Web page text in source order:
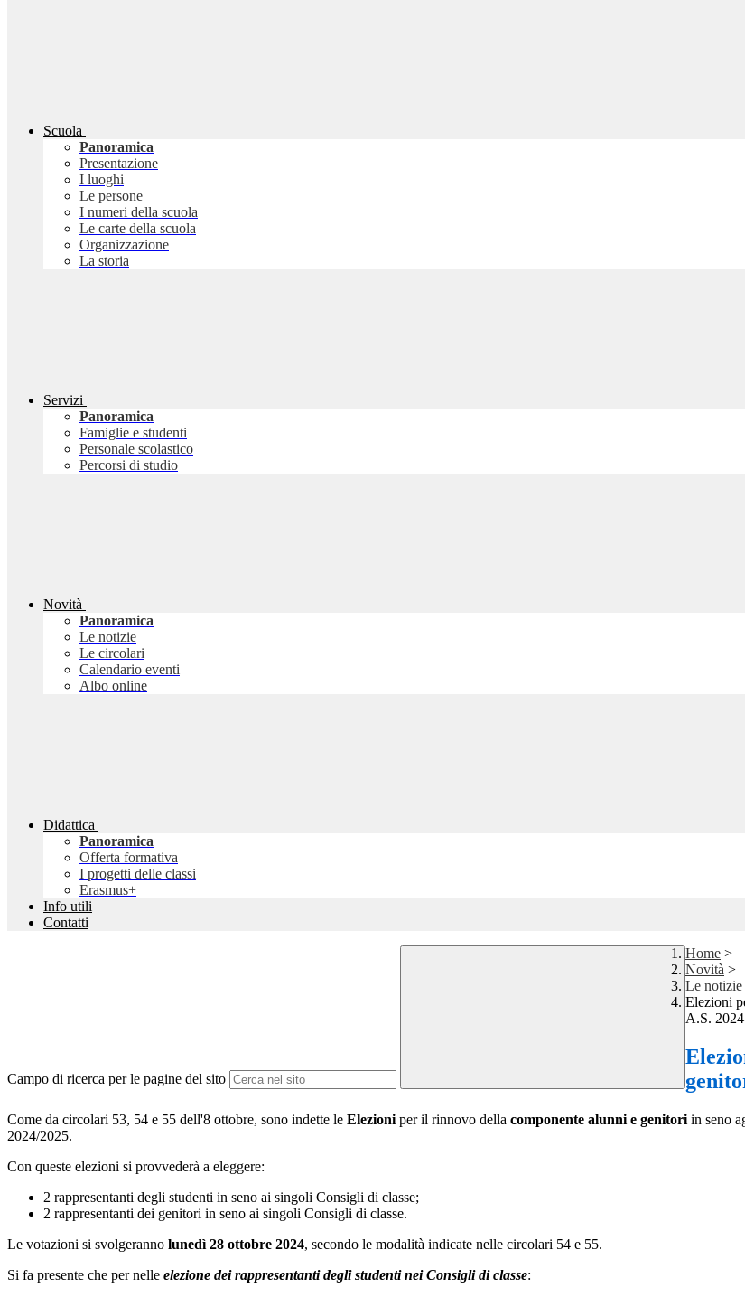
Scuola
Panoramica
Presentazione
I luoghi
Le persone
I numeri della scuola
Le carte della scuola
Organizzazione
La storia
Servizi
Panoramica
Famiglie e studenti
Personale scolastico
Percorsi di studio
Novità
Panoramica
Le notizie
Le circolari
Calendario eventi
Albo online
Didattica
Panoramica
Offerta formativa
I progetti delle classi
Erasmus+
Info utili
Contatti
Campo di ricerca per le pagine del sito
Home >
Novità >
Le notizie
Elezioni
A.S.
Come da circolari 53, 54 e 55 dell'8 ottobre, sono indette le Elezioni per il rinnovo della componente alunni e genitori in seno
2024/2025.
Con queste elezioni si provvederà a eleggere:
2 rappresentanti degli studenti in seno ai singoli Consigli di classe;
2 rappresentanti dei genitori in seno ai singoli Consigli di classe.
Le votazioni si svolgeranno lunedì 28 ottobre 2024, secondo le modalità indicate nelle circolari 54 e 55.
Si fa presente che per nelle elezione dei rappresentanti degli studenti nei Consigli di classe: